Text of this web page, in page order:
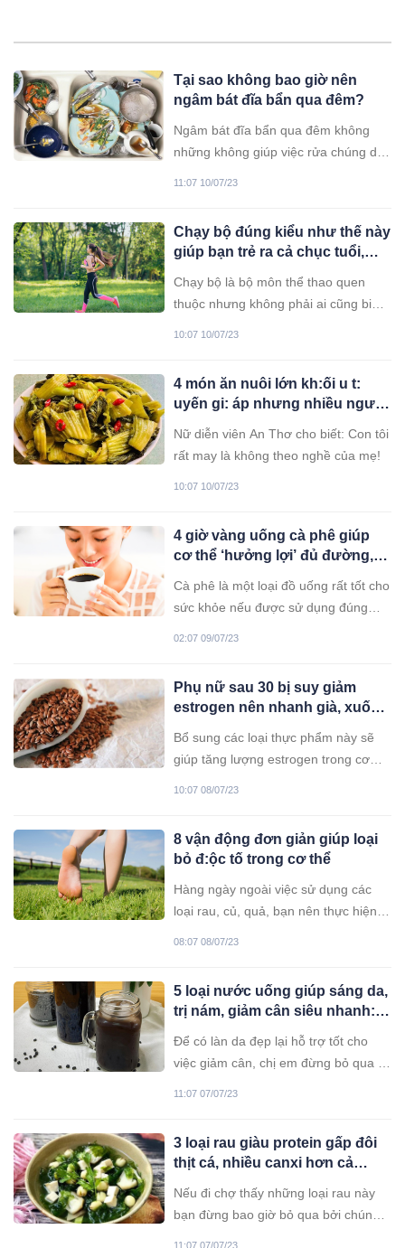
Tại sao không bao giờ nên
ngâm bát đĩa bẩn qua đêm?
Ngâm bát đĩa bẩn qua đêm không
những không giúp việc rửa chúng dễ
11:07 10/07/23
Chạy bộ đúng kiểu như thế này
giúp bạn trẻ ra cả chục tuổi,
minh
Chạy bộ là bộ môn thể thao quen
thuộc nhưng không phải ai cũng biết
10:07 10/07/23
4 món ăn nuôi lớn kh:ối u t:
uyến gi: áp nhưng nhiều người
Nữ diễn viên An Thơ cho biết: Con tôi
rất may là không theo nghề của mẹ!
10:07 10/07/23
4 giờ vàng uống cà phê giúp
cơ thể ‘hưởng lợi’ đủ đường,
Cà phê là một loại đồ uống rất tốt cho
sức khỏe nếu được sử dụng đúng
vệ.
02:07 09/07/23
Phụ nữ sau 30 bị suy giảm
estrogen nên nhanh già, xuống
n:ội t:iết dồi dào
Bổ sung các loại thực phẩm này sẽ
giúp tăng lượng estrogen trong cơ
10:07 08/07/23
8 vận động đơn giản giúp loại
bỏ đ:ộc tố trong cơ thể
Hàng ngày ngoài việc sử dụng các
loại rau, củ, quả, bạn nên thực hiện
08:07 08/07/23
5 loại nước uống giúp sáng da,
trị nám, giảm cân siêu nhanh:
Để có làn da đẹp lại hỗ trợ tốt cho
việc giảm cân, chị em đừng bỏ qua 5
11:07 07/07/23
3 loại rau giàu protein gấp đôi
thịt cá, nhiều canxi hơn cả
biết mà ăn quá phí
Nếu đi chợ thấy những loại rau này
bạn đừng bao giờ bỏ qua bởi chúng
11:07 07/07/23